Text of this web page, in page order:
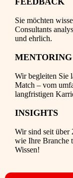
Sie möchten
Consultants
und ehrlich.
MENTORING
Wir begleiten Sie
Match – vom
langfristigen
INSIGHTS
Wir sind seit über
wie Ihre Branche
Wissen!